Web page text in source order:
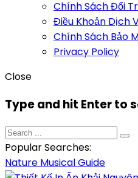
Chính Sách Đổi
Điều Khoản Dịch
Chính Sách Bảo
Privacy Policy
Close
Type and hit Enter to
Popular Searches:
Nature MusicalGuide